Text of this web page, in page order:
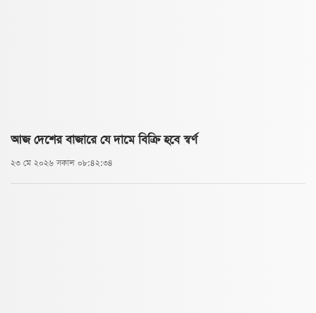
আজ দেশের বাজারে যে দামে বিক্রি হবে স্বর্ণ
২৩ মে ২০২৬ সকাল ০৮:৪২:৩৪